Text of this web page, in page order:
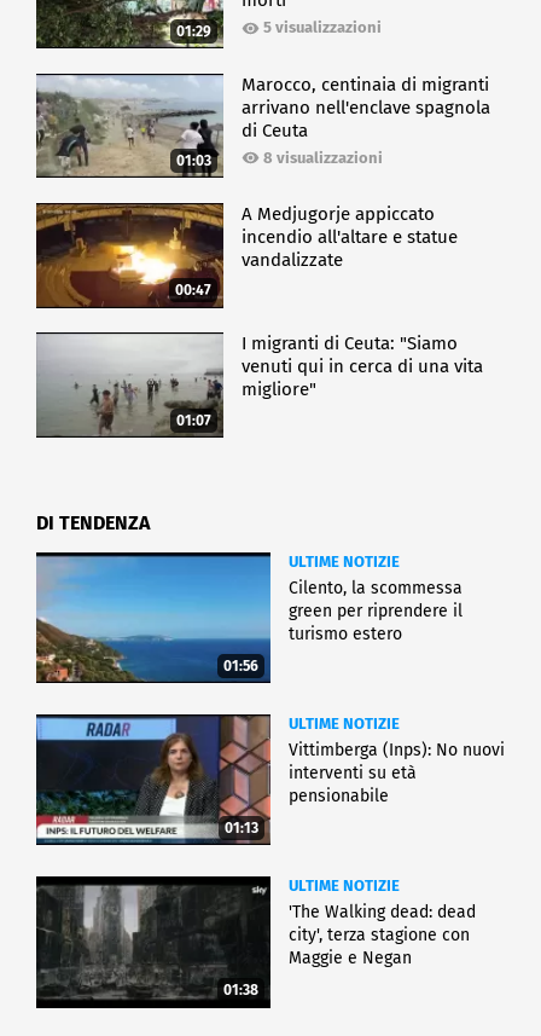
01:29 5 visualizzazioni
01:03
Marocco, centinaia di migranti
arrivano nell'enclave spagnola
di Ceuta
8 visualizzazioni
00:47
A Medjugorje appiccato
incendio all'altare e statue
vandalizzate
01:07
I migranti di Ceuta: "Siamo
venuti qui in cerca di una vita
migliore"
DI TENDENZA
01:56
ULTIME NOTIZIE
Cilento, la scommessa
green per riprendere il
turismo estero
01:13
ULTIME NOTIZIE
Vittimberga (Inps): No nuovi
interventi su età
pensionabile
01:38
ULTIME NOTIZIE
'The Walking dead: dead
city', terza stagione con
Maggie e Negan